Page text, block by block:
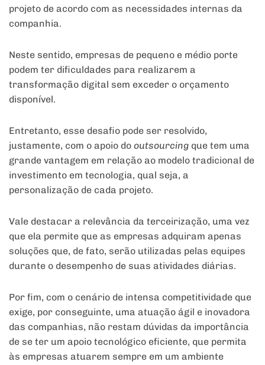
projeto de acordo com as necessidades internas da
companhia.
Neste sentido, empresas de pequeno e médio porte
podem ter dificuldades para realizarem a
transformação digital sem exceder o orçamento
disponível.
Entretanto, esse desafio pode ser resolvido,
justamente, com o apoio do outsourcing que tem uma
grande vantagem em relação ao modelo tradicional de
investimento em tecnologia, qual seja, a
personalização de cada projeto.
Vale destacar a relevância da terceirização, uma vez
que ela permite que as empresas adquiram apenas
soluções que, de fato, serão utilizadas pelas equipes
durante o desempenho de suas atividades diárias.
Por fim, com o cenário de intensa competitividade que
exige, por conseguinte, uma atuação ágil e inovadora
das companhias, não restam dúvidas da importância
de se ter um apoio tecnológico eficiente, que permita
às empresas atuarem sempre em um ambiente